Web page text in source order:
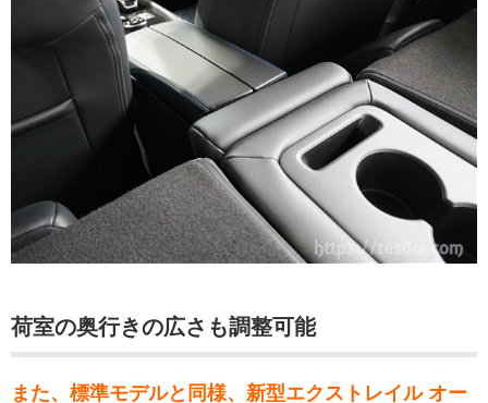
荷室の奥行きの広さも調整可能
また、標準モデルと同様、新型エクストレイル オー